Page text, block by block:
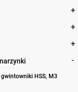
HSS, M3